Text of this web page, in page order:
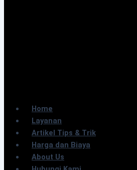
Home
Layanan
Artikel Tips & Trik
Harga dan Biaya
About Us